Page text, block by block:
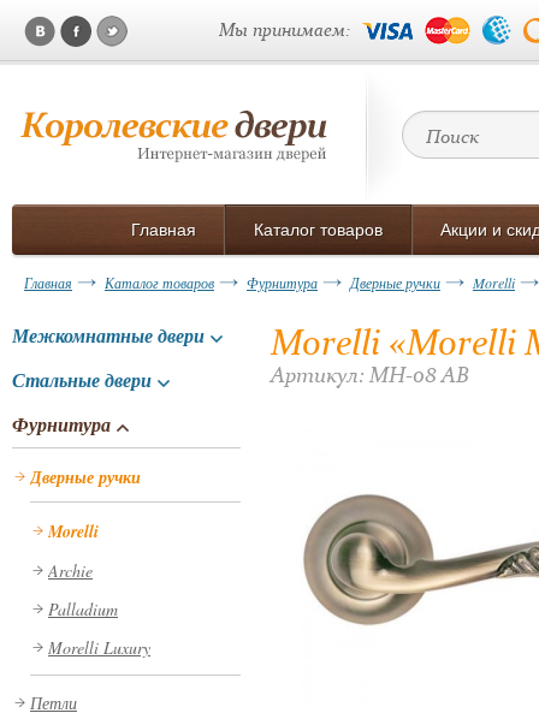
Мы принимаем:
Главная Каталог товаров Акции и
Главная Каталог товаров Фурнитура Дверные ручки Morelli
Межкомнатные двери
Стальные двери
Фурнитура
Дверные ручки
Morelli
Archie
Palladium
Morelli Luxury
Петли
Morelli «Morelli
Артикул: MH-08 AB